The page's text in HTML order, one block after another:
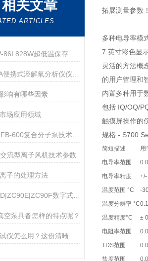
相关文章
ARTICLES
响有哪些因素
场应用领域
日本ULVAC CFB-600复合分子泵技术参数
流型离子风机技术参数
子的处理方法
ZC90G|ZC90D|ZC90E|ZC90F数字式高阻计
空泵具备怎样的特点呢？
拓展测量参数
多种电导率模
7 英寸彩色显
灵活的方法概
的用户管理和
内置多种用于
包括 IQ/OQ/
触摸屏操作的
规格 - S700
简短描述
用
电导率范围
电导率精度
温度范围 °C
-
温度分辨率 °C0.1
温度精度°C
±
电阻率范围
TDS范围
盐度范围